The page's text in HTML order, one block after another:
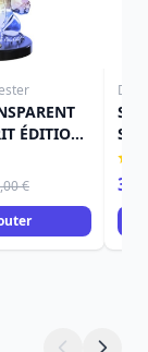
ÉDITION
- DISNEY
€